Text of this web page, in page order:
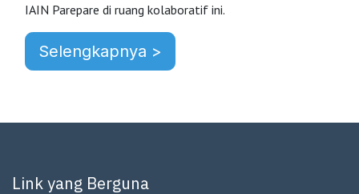
IAIN Parepare di ruang kolaboratif ini.
Selengkapnya >
Link yang Berguna